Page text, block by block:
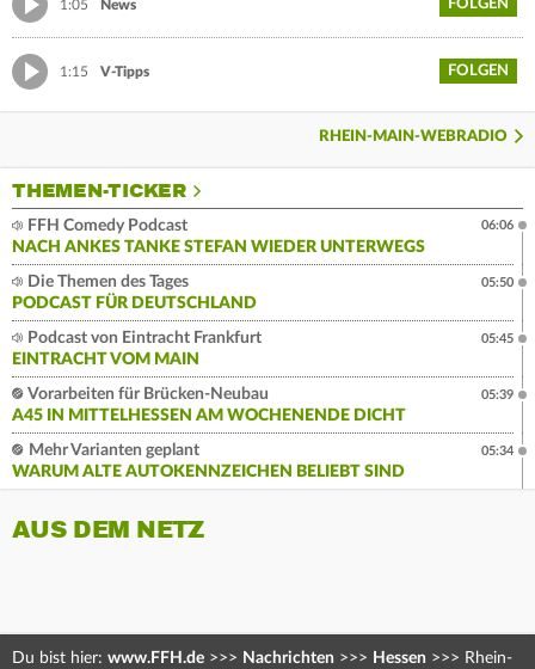
1:05 News FOLGEN
1:15 V-Tipps FOLGEN
RHEIN-MAIN-WEBRADIO
THEMEN-TICKER
FFH Comedy Podcast
NACH ANKES TANKE STEFAN WIEDER UNTERWEGS
06:06
Die Themen des Tages
PODCAST FÜR DEUTSCHLAND
05:50
Podcast von Eintracht Frankfurt
EINTRACHT VOM MAIN
05:45
Vorarbeiten für Brücken-Neubau
A45 IN MITTELHESSEN AM WOCHENENDE DICHT
05:39
Mehr Varianten geplant
WARUM ALTE AUTOKENNZEICHEN BELIEBT SIND
05:34
AUS DEM NETZ
Du bist hier: www.FFH.de >>> Nachrichten >>> Hessen >>> Rhein-